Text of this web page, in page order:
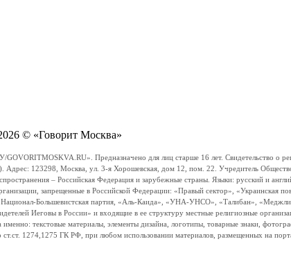
© «Говорит Москва»
Предназначено для лиц старше 16 лет. Свидетельство о
Адрес: 123298, Москва, ул. 3-я Хорошевская, дом 12, пом. 22. Учредитель
– Российская Федерация и зарубежные страны. Языки: русский и
запрещенные в Российской Федерации: «Правый сектор»,
Большевистская партия, «Аль-Каида», «УНА-УНСО», «Талибан»,
Иеговы в России» и входящие в ее структуру местные религиозные
текстовые материалы, элементы дизайна, логотипы, товарные знаки,
ст.ст. 1274,1275 ГК РФ, при любом использовании материалов, размещенных на